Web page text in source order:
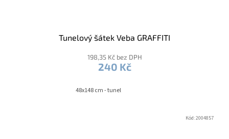
Tunelový šátek Veba GRAFFITI
198,35 Kč bez DPH
240 Kč
48x148 cm - tunel
Kód:2004857